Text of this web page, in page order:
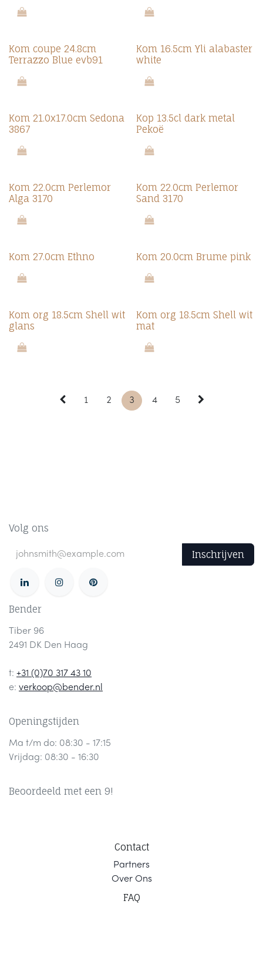
Kom coupe 24.8cm
Terrazzo Blue evb91
Kom 16.5cm Yli alabaster
white
Kom 21.0x17.0cm Sedona
3867
Kop 13.5cl dark metal
Pekoë
Kom 22.0cm Perlemor
Alga 3170
Kom 22.0cm Perlemor
Sand 3170
Kom 27.0cm Ethno Kom 20.0cm Brume pink
Kom org 18.5cm Shell wit
glans
Kom org 18.5cm Shell wit
mat
1 2 3 4 5
Volg ons
Inschrijven
Bender
Tiber 96
2491 DK Den Haag
t: +31 (0)70 317 43 10
e: verkoop@bender.nl
Openingstijden
Ma t/m do: 08:30 - 17:15
Vrijdag: 08:30 - 16:30
Beoordeeld met een 9!
Contact
Partners
Over Ons
FAQ